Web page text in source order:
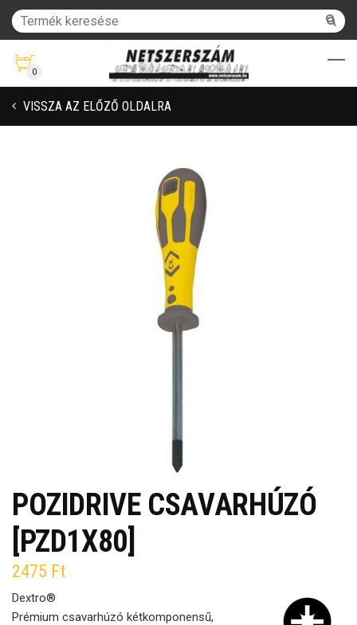
0
VISSZA AZ ELŐZŐ OLDALRA
POZIDRIVE CSAVARHÚZÓ
[PZD1X80]
2475 Ft
Dextro®
Prémium csavarhúzó kétkomponensű,